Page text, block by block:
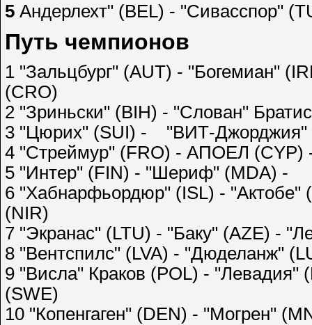
5 Андерлехт" (BEL) - "Сивасспор"
Путь чемпионов
1 "Зальцбург" (AUT) - "Богемиан"
(CRO)
2 "Зриньски" (BIH) - "Слован"
3 "Цюрих" (SUI) - "ВИТ-Джорджия"
4 "Стреймур" (FRO) - АПОЕЛ (CYP)
5 "Интер" (FIN) - "Шериф" (MDA) -
6 "Хабнарфьордюр" (ISL) - "Актобе"
(NIR)
7 "Экранас" (LTU) - "Баку" (AZE) -
8 "Вентспилс" (LVA) - "Дюделанж"
9 "Висла" Краков (POL) -
(SWE)
10 "Копенгаген" (DEN) - "Могрен"